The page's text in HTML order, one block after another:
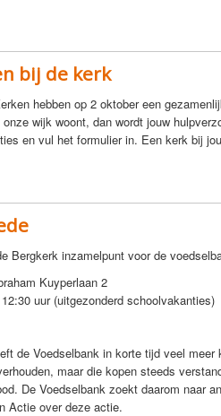
bij de kerk
hebben op 2 oktober een
wijk woont, dan wordt jouw
en vul het formulier in. Een kerk bij
Bergkerk inzamelpunt voor de
Kuyperlaan 2
uur (uitgezonderd schoolvakanties)
de Voedselbank in korte tijd veel
maar die kopen steeds
De Voedselbank zoekt daarom naar
Actie over deze actie.